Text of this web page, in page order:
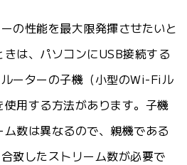
の性能を最大限発揮させたいと
は、パソコンにUSB接続する
ーターの子機（小型のWi-Fiル
用する方法があります。子機
数は異なるので、親機である
致したストリーム数が必要で